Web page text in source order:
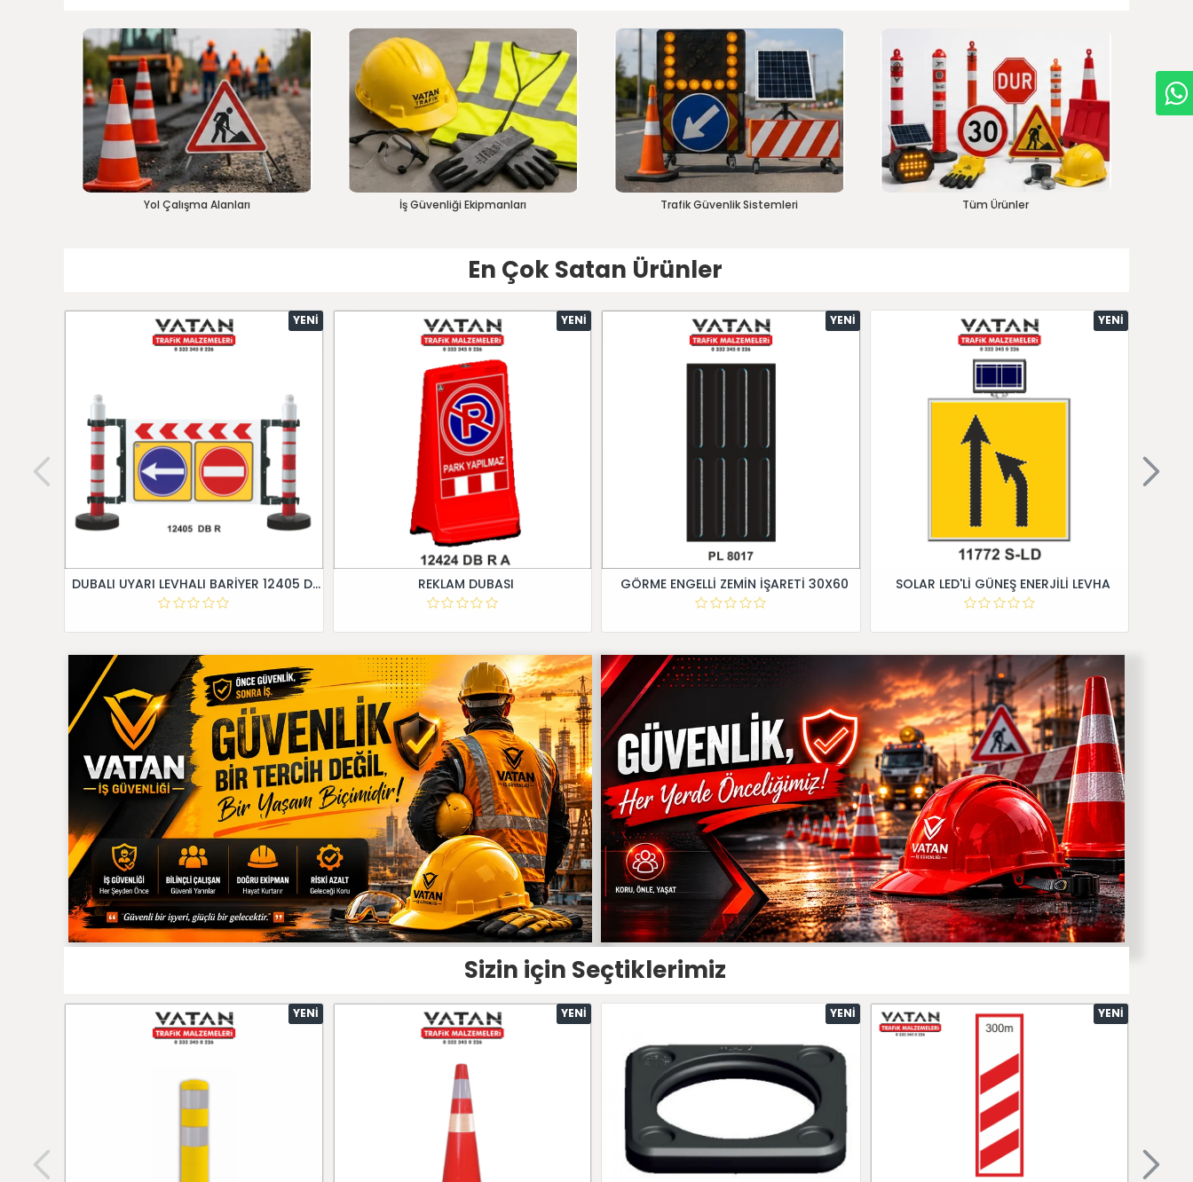
Yol Çalışma Alanları İş Güvenliği Ekipmanları Trafik Güvenlik Sistemleri Tüm Ürünler
En Çok Satan Ürünler
YENI
DUBALI UYARI LEVHALI BARİYER 12405 DB R
YENI
REKLAM DUBASI
YENI
GÖRME ENGELLİ ZEMİN İŞARETİ 30X60
YENI
SOLAR LED'Lİ GÜNEŞ ENERJİLİ LEVHA
Sizin için Seçtiklerimiz
YENI YENI YENI YENI